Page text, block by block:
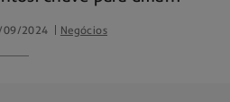
09/2024 Negócios